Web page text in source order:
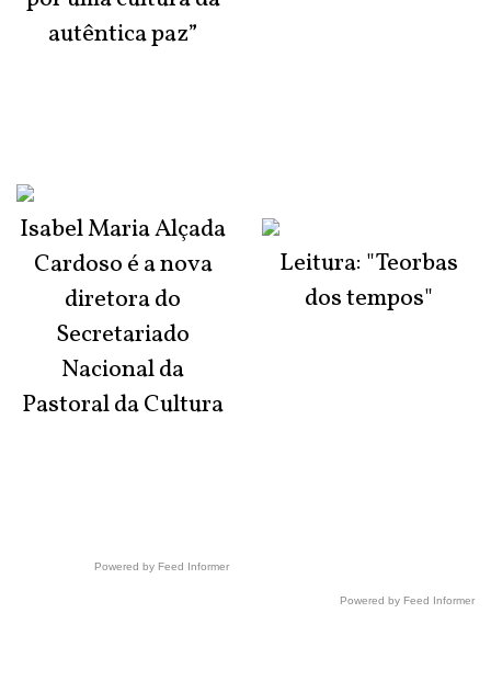
autêntica paz”
Isabel Maria Alçada
Cardoso é a nova
diretora do
Secretariado
Nacional da
Pastoral da Cultura
Powered by Feed Informer
Leitura: "Teorbas
dos tempos"
Powered by Feed Informer